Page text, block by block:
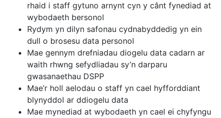
rhaid i staff gytuno arnynt cyn y cânt fynediad at
wybodaeth bersonol
Rydym yn dilyn safonau cydnabyddedig yn ein
dull o brosesu data personol
Mae gennym drefniadau diogelu data cadarn ar
waith rhwng sefydliadau sy’n darparu
gwasanaethau DSPP
Mae’r holl aelodau o staff yn cael hyfforddiant
blynyddol ar ddiogelu data
Mae mynediad at wybodaeth yn cael ei chyfyngu